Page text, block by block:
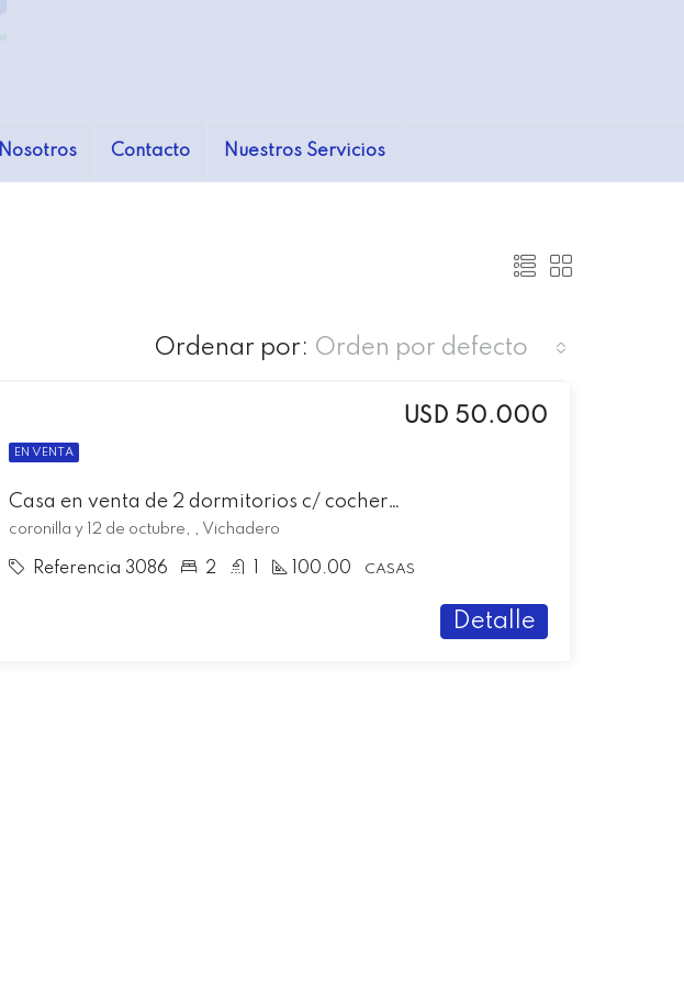
Nosotros Contacto Nuestros Servicios
Ordenar por: Orden por defecto
EN VENTA
Casa en venta de 2 dormitorios c/ cochera en Vichadero
USD 50.000
coronilla y 12 de octubre, , Vichadero
Referencia 3086 2 100.00 CASAS
Detalle